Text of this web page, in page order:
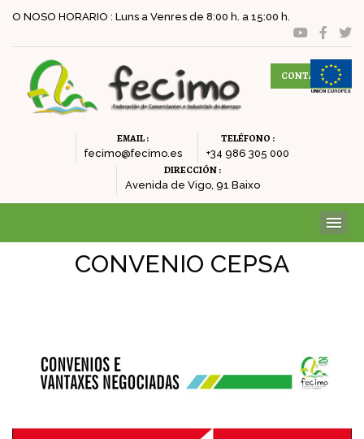
O NOSO HORARIO : Luns a Venres de 8:00 h. a 15:00 h.
CONTACTAR
EMAIL :
fecimo@fecimo.es
TELÉFONO :
+34 986 305 000
DIRECCIÓN :
Avenida de Vigo, 91 Baixo
CONVENIO CEPSA